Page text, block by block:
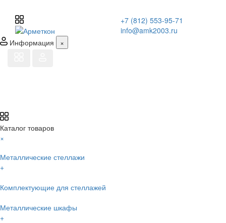
+7 (812) 553-95-71
info@amk2003.ru
Информация
×
Каталог товаров
×
Металлические стеллажи
+
Комплектующие для стеллажей
Металлические шкафы
+